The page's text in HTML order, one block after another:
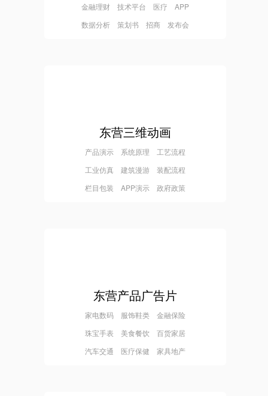
金融理财 技术平台 医疗 APP
数据分析 策划书 招商 发布会
东营三维动画
产品演示 系统原理 工艺流程
工业仿真 建筑漫游 装配流程
栏目包装 APP演示 政府政策
东营产品广告片
家电数码 服饰鞋类 金融保险
珠宝手表 美食餐饮 百货家居
汽车交通 医疗保健 家具地产